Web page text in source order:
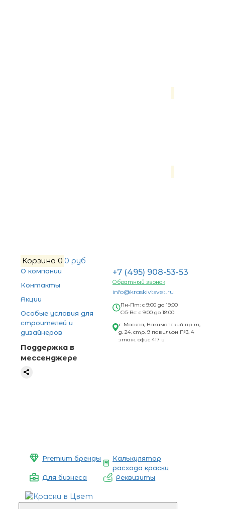
Корзина 0 0 руб
О компании
Контакты
Акции
Особые условия для
строителей и
дизайнеров
Поддержка в
мессенджере
+7 (495) 908-53-53
Обратный звонок
info@kraskivtsvet.ru
Пн-Пт: с 9:00 до 19:00
Сб-Вс: с 9:00 до 18:00
г. Москва, Нахимовский пр-т,
д. 24, стр. 9 павильон №3, 4
этаж. офис 417 в
Premium бренды
Калькулятор
расхода краски
Для бизнеса
Реквизиты